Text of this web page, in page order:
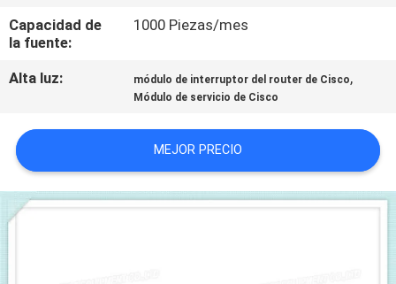
PÓNGASE
EN
CONTACTO
NOTICIAS
CASOS
DE
Capacidad de
la fuente:
1000 Piezas/mes
Alta luz: módulo de interruptor del router de Cisco,
Módulo de servicio de Cisco
MEJOR PRECIO